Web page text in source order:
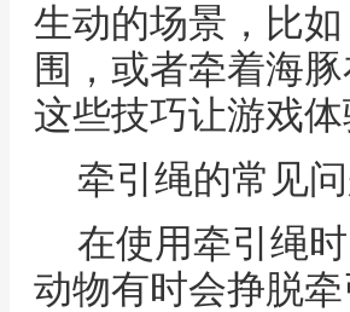
生动的场景，比
围，或者牵着海
这些技巧让游戏
牵引绳的常见
在使用牵引绳
动物有时会挣脱